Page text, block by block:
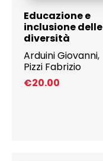
Educazione e
inclusione delle
diversità
Arduini Giovanni,
Pizzi Fabrizio
€20.00